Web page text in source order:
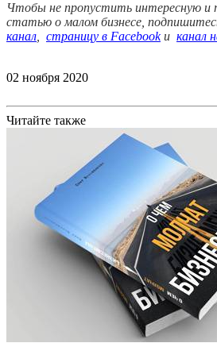
Чтобы не пропустить интересную и
статью о малом бизнесе,
канал
страницу в Facebookи канал
02 ноября 2020
Читайте также